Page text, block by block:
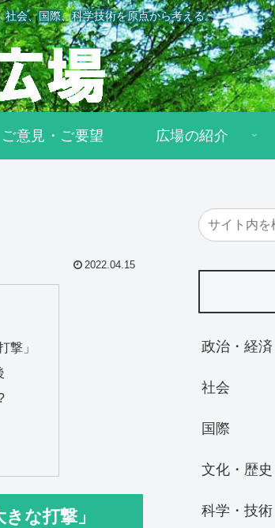
会、国際、科学技術を原点から考える。
ご意見・ご要望 広場の紹介
2022.04.15
」
な打撃」
政治・経済
社会
国際
文化・歴史
科学・技術